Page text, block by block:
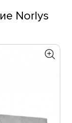
Norlys